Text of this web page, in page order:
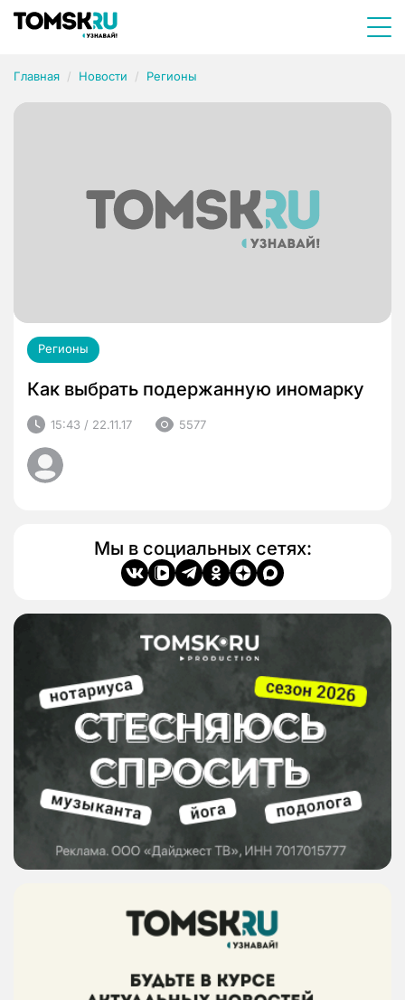
Главная Новости Регионы
Регионы
Как выбрать подержанную иномарку
15:43 / 22.11.17 5577
Мы в социальных сетях: